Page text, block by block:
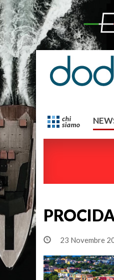
23 Novembre